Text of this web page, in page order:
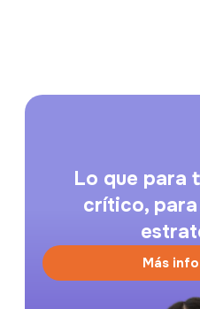
Lo que para
crítico,
Más